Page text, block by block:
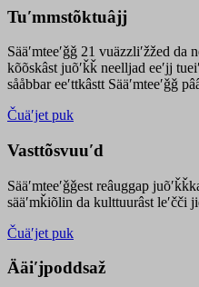
Tuʹmmstõktuâjj
Sääʹmteeʹǧǧ 21 vuäzzliʹžžed da
kõõskâst juõʹǩǩ neelljad eeʹjj
sååbbar eeʹttkâstt Sääʹmteeʹǧǧ
Čuäʹjet puk
Vasttõsvuuʹd
Sääʹmteeʹǧǧest reâuggap
sääʹmǩiõlin da kulttuurâst leʹčči
Čuäʹjet puk
Ääiʹjpoddsaž